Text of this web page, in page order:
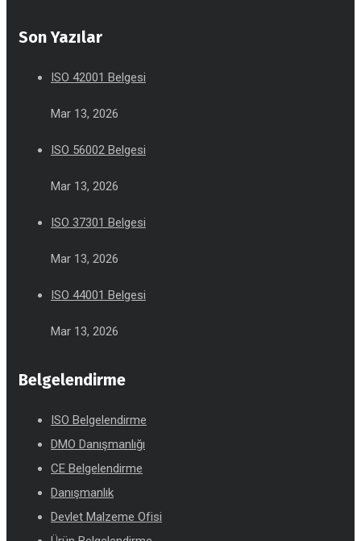
Son Yazılar
ISO 42001 Belgesi
Mar 13, 2026
ISO 56002 Belgesi
Mar 13, 2026
ISO 37301 Belgesi
Mar 13, 2026
ISO 44001 Belgesi
Mar 13, 2026
Belgelendirme
ISO Belgelendirme
DMO Danışmanlığı
CE Belgelendirme
Danışmanlık
Devlet Malzeme Ofisi